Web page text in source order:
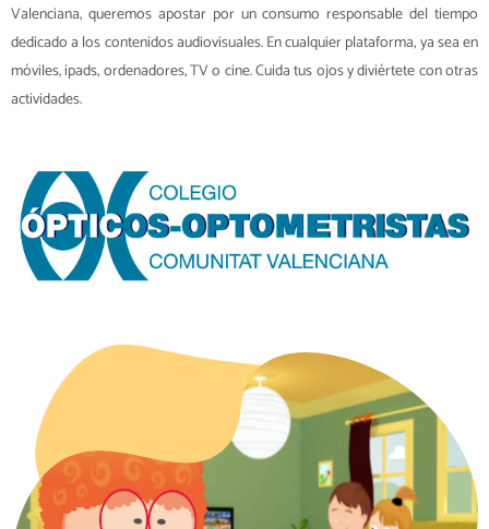
Valenciana, queremos apostar por un consumo responsable del tiempo
dedicado a los contenidos audiovisuales. En cualquier plataforma, ya sea en
móviles, ipads, ordenadores, TV o cine. Cuida tus ojos y diviértete con otras
actividades.